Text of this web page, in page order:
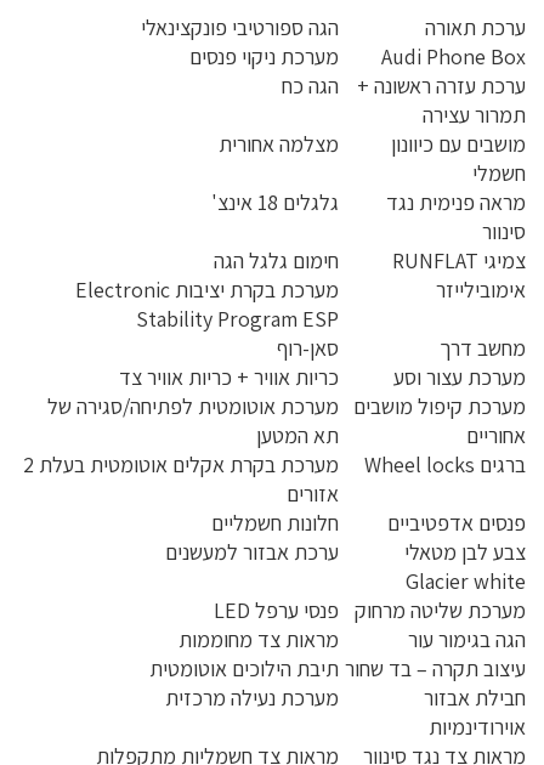
ערכת תאורה
הגה ספורטיבי פונקצינאלי
Audi Phone Box
מערכת ניקוי פנסים
ערכת עזרה ראשונה +
תמרור עצירה
הגה כח
מושבים עם כיוונון
חשמלי
מצלמה אחורית
מראה פנימית נגד
סינוור
גלגלים 18 אינצ'
צמיגי RUNFLAT
חימום גלגל הגה
אימובילייזר
מערכת בקרת יציבות Electronic
Stability Program ESP
מחשב דרך
סאן-רוף
מערכת עצור וסע
כריות אוויר + כריות אוויר צד
מערכת קיפול מושבים
אחוריים
מערכת אוטומטית לפתיחה/סגירה של
תא המטען
ברגים Wheel locks
מערכת בקרת אקלים אוטומטית בעלת 2
אזורים
פנסים אדפטיביים
חלונות חשמליים
צבע לבן מטאלי
Glacier white
ערכת אבזור למעשנים
מערכת שליטה מרחוק
פנסי ערפל LED
הגה בגימור עור
מראות צד מחוממות
עיצוב תקרה – בד שחור תיבת הילוכים אוטומטית
חבילת אבזור
אוירודינמיות
מערכת נעילה מרכזית
מראות צד נגד סינוור
מראות צד חשמליות מתקפלות